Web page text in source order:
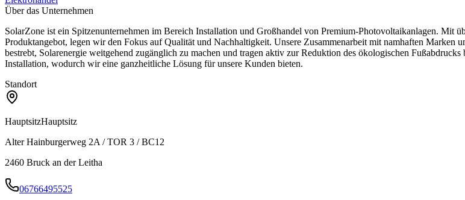
Über das Unternehmen
SolarZone ist ein Spitzenunternehmen im Bereich Installation und Großhandel von Premium-Photovoltaikanlagen. Mit
Produktangebot, legen wir den Fokus auf Qualität und Nachhaltigkeit. Unsere Zusammenarbeit mit namhaften Marken
bestrebt, Solarenergie weitgehend zugänglich zu machen und tragen aktiv zur Reduktion des ökologischen
Installation, wodurch wir eine ganzheitliche Lösung für unsere Kunden bieten.
Standort
HauptsitzHauptsitz
Alter Hainburgerweg 2A / TOR 3 / BC12
2460 Bruck an der Leitha
06766495525